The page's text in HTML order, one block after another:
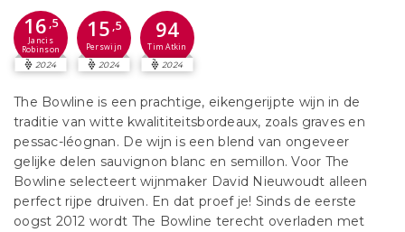
16 ,5
Jancis
Robinson
2024
15 ,5
Perswijn
2024
94
Tim Atkin
2024
The Bowline is een prachtige, eikengerijpte wijn in de
traditie van witte kwalititeitsbordeaux, zoals graves en
pessac-léognan. De wijn is een blend van ongeveer
gelijke delen sauvignon blanc en semillon. Voor The
Bowline selecteert wijnmaker David Nieuwoudt alleen
perfect rijpe druiven. En dat proef je! Sinds de eerste
oogst 2012 wordt The Bowline terecht overladen met